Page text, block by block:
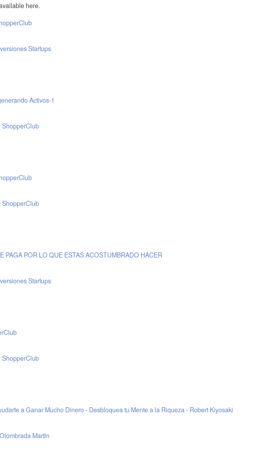
here.
Startups
Activos-1
ShopperClub
ShopperClub
PAGA POR LO QUE ESTAS ACOSTUMBRADO HACER
Startups
ShopperClub
a Ganar Mucho Dinero - Desbloquea tu Mente a la Riqueza - Robert Kiyosaki
Martin